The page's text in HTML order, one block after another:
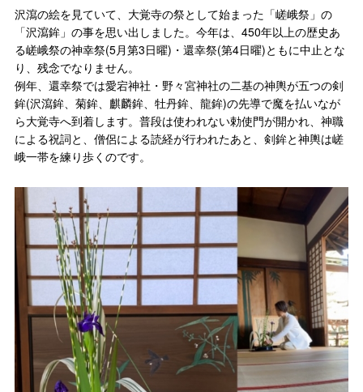
沢瀉の絵を見ていて、大覚寺の祭として始まった「嵯峨祭」の
「沢瀉鉾」の事を思い出しました。今年は、450年以上の歴史あ
る嵯峨祭の神幸祭(5月第3日曜)・還幸祭(第4日曜)ともに中止とな
り、残念でなりません。
例年、還幸祭では愛宕神社・野々宮神社の二基の神輿が五つの剣
鉾(沢瀉鉾、菊鉾、麒麟鉾、牡丹鉾、龍鉾)の先導で魔を払いなが
ら大覚寺へ到着します。普段は使われない勅使門が開かれ、神職
による祝詞と、僧侶による読経が行われたあと、剣鉾と神輿は嵯
峨一帯を練り歩くのです。